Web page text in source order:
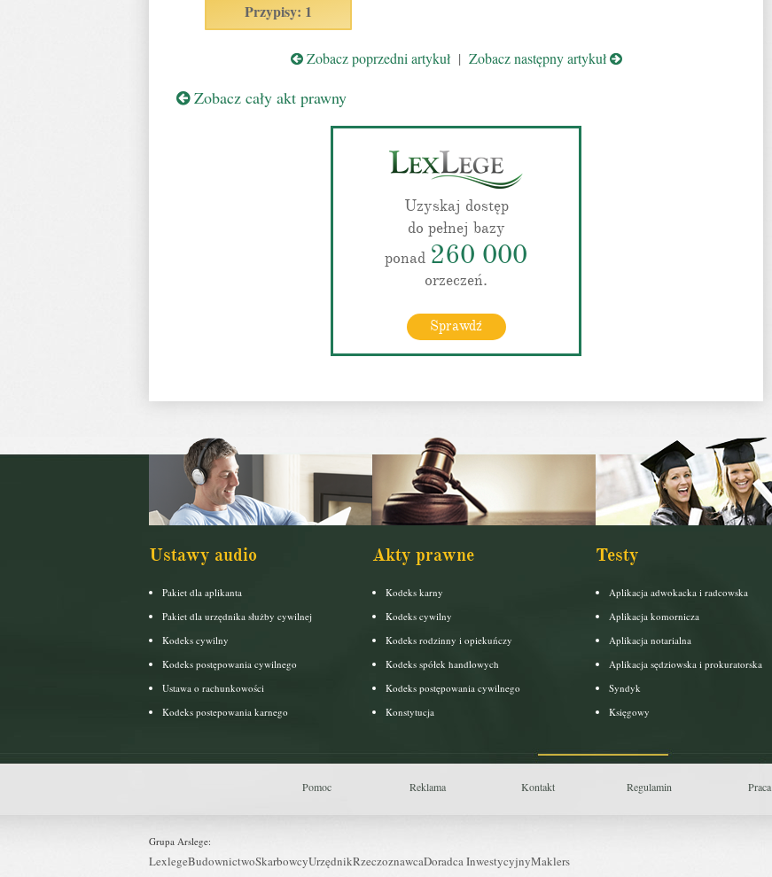
Przypisy: 1
Zobacz poprzedni artykuł| Zobacz następny artykuł
Zobacz cały akt prawny
Uzyskaj dostęp
do pełnej bazy
ponad 260 000
orzeczeń.
Sprawdź
Ustawy audio
Pakiet dla aplikanta
Pakiet dla urzędnika służby cywilnej
Kodeks cywilny
Kodeks postępowania cywilnego
Ustawa o rachunkowości
Kodeks postepowania karnego
Akty prawne
Kodeks karny
Kodeks cywilny
Kodeks rodzinny i opiekuńczy
Kodeks spółek handlowych
Kodeks postępowania cywilnego
Konstytucja
Testy
Aplikacja adwokacka i radcowska
Aplikacja komornicza
Aplikacja notarialna
Aplikacja sędziowska i prokuratorska
Syndyk
Księgowy
Pomoc Reklama Kontakt Regulamin Praca
Grupa Arslege:
LexlegeBudownictwoSkarbowcyUrzędnikRzeczoznawcaDoradca InwestycyjnyMaklers